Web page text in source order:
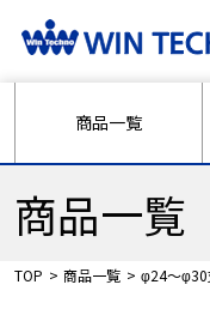
商品一覧
商品一覧
TOP 商品一覧 φ24～φ30